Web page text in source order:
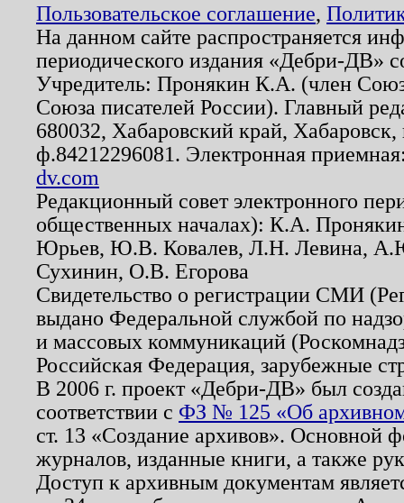
Пользовательское соглашение,
На данном сайте распространяется
периодического издания «Дебри-ДВ»
Учредитель: Пронякин К.А. (член
Союза писателей России). Главный
680032, Хабаровский край,
ф.84212296081. Электронная
dv.com
Редакционный совет электронного
общественных началах): К.А.
Юрьев, Ю.В. Ковалев, Л.Н. Левина,
Сухинин, О.В. Егорова
Свидетельство о регистрации СМИ
выдано Федеральной службой по
и массовых коммуникаций
Российская Федерация, зарубежные
В 2006 г. проект «Дебри-ДВ» был
соответствии с ФЗ № 125 «Об
ст. 13 «Создание архивов». Основной
журналов, изданные книги, а также
Доступ к архивным документам